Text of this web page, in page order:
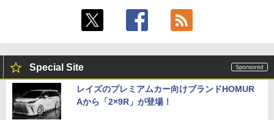
Special Site
レイズのプレミアムカー向けブランドHOMUR
Aから「2×9R」が登場！